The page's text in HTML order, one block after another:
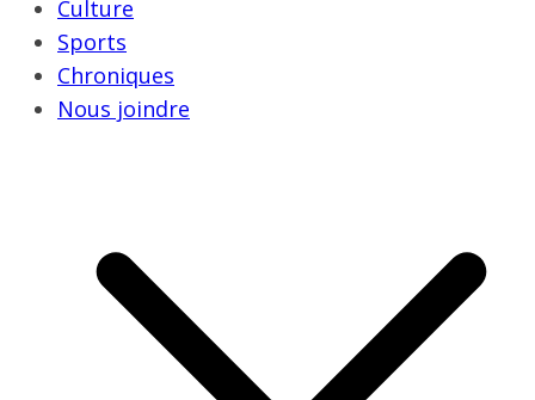
Culture
Sports
Chroniques
Nous joindre